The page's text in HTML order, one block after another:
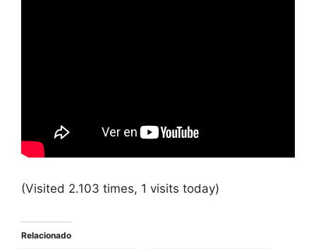
(Visited 2.103 times, 1 visits today)
Relacionado